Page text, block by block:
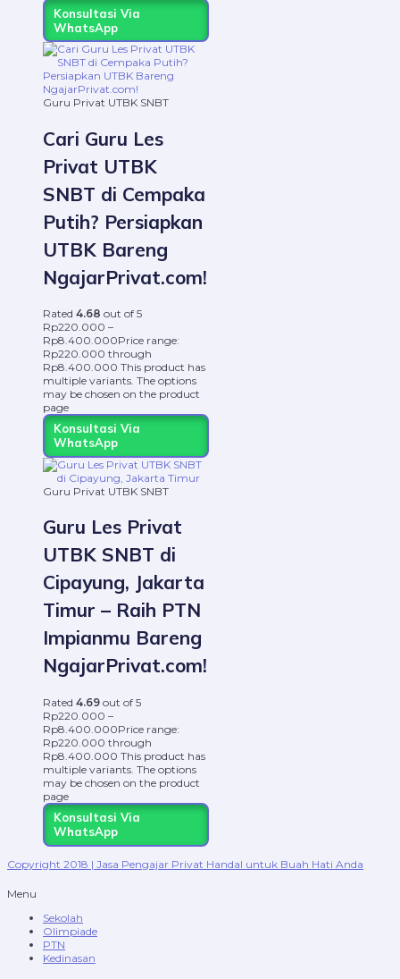
Konsultasi Via
WhatsApp
Guru Privat UTBK SNBT
Cari Guru Les
Privat UTBK
SNBT di Cempaka
Putih? Persiapkan
UTBK Bareng
NgajarPrivat.com!
Rated 4.68 out of 5
Rp220.000 –
Rp8.400.000Price range:
Rp220.000 through
Rp8.400.000 This product has
multiple variants. The options
may be chosen on the product
page
Konsultasi Via
WhatsApp
Guru Privat UTBK SNBT
Guru Les Privat
UTBK SNBT di
Cipayung, Jakarta
Timur – Raih PTN
Impianmu Bareng
NgajarPrivat.com!
Rated 4.69 out of 5
Rp220.000 –
Rp8.400.000Price range:
Rp220.000 through
Rp8.400.000 This product has
multiple variants. The options
may be chosen on the product
page
Konsultasi Via
WhatsApp
Copyright 2018 | Jasa Pengajar Privat Handal untuk Buah Hati Anda
Menu
Sekolah
Olimpiade
PTN
Kedinasan